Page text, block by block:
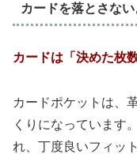
カードを落とさな
カードは「決めた枚
カードポケットは、
くりになっています
れ、丁度良いフィッ